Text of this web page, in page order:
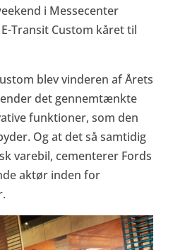
i Messecenter
Transit Custom kåret til
blev vinderen af Årets
det gennemtænkte
funktioner, som den
Og at det så samtidig
varebil, cementerer Fords
aktør inden for